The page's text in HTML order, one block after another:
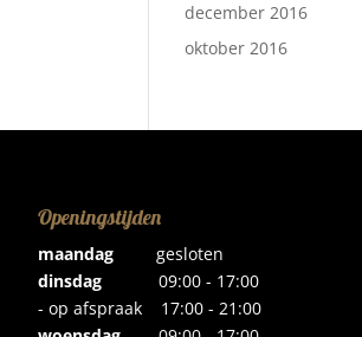
december 2016
oktober 2016
Openingstijden
maandaggesloten
dinsdag09:00 - 17:00
- op afspraak 17:00 - 21:00